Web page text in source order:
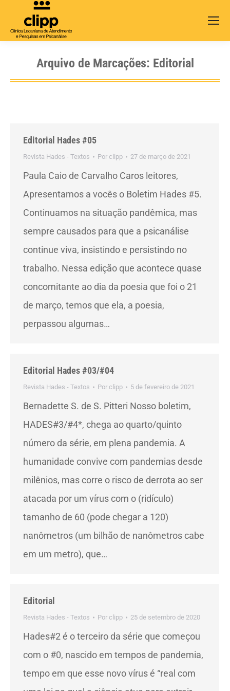
Arquivo de Marcações: Editorial
Editorial Hades #05
Revista Hades - Textos Por clipp 27 de março de 2021
Paula Caio de Carvalho Caros leitores,
Apresentamos a vocês o Boletim Hades #5.
Continuamos na situação pandêmica, mas
sempre causados para que a psicanálise
continue viva, insistindo e persistindo no
trabalho. Nessa edição que acontece quase
concomitante ao dia da poesia que foi o 21
de março, temos que ela, a poesia,
perpassou algumas…
Editorial Hades #03/#04
Revista Hades - Textos Por clipp 5 de fevereiro de 2021
Bernadette S. de S. Pitteri Nosso boletim,
HADES#3/#4*, chega ao quarto/quinto
número da série, em plena pandemia. A
humanidade convive com pandemias desde
milênios, mas corre o risco de derrota ao ser
atacada por um vírus com o (ridículo)
tamanho de 60 (pode chegar a 120)
nanômetros (um bilhão de nanômetros cabe
em um metro), que…
Editorial
Revista Hades - Textos Por clipp 25 de setembro de 2020
Hades#2 é o terceiro da série que começou
com o #0, nascido em tempos de pandemia,
tempo em que esse novo vírus é “real com